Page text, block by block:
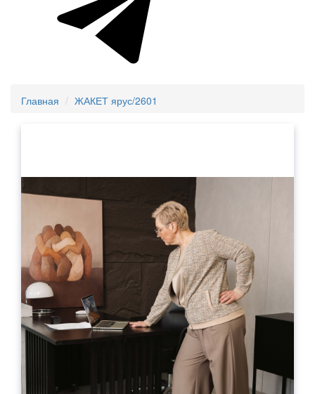
Главная ЖАКЕТ ярус/2601